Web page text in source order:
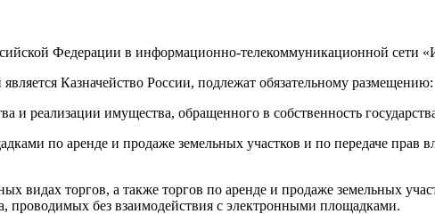
Федерации в информационно-телекоммуникационной сети
Казначейство России, подлежат обязательному размещению:
реализации имущества, обращенного в собственность
по аренде и продаже земельных участков и по передаче прав
торгов, а также торгов по аренде и продаже земельных
без взаимодействия с электронными площадками.